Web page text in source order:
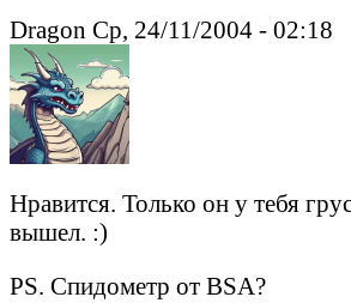
Dragon Ср, 24/11/2004 - 02:18
Нравится. Только он у тебя
вышел. :)
PS. Спидометр от BSA?